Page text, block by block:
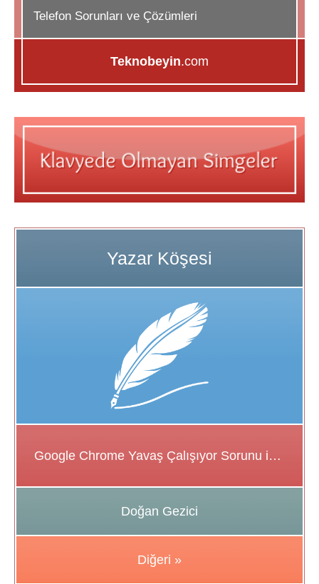
Telefon Sorunları ve Çözümleri
Teknobeyin.com
Google Chrome Yavaş Çalışıyor Sorunu için Çözüm Önerileri
Doğan Gezici
Diğeri »